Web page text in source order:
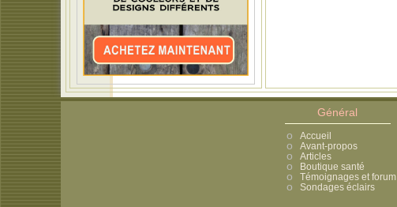
Général
Accueil
Avant-propos
Articles
Boutique santé
Témoignages et forum
Sondages éclairs